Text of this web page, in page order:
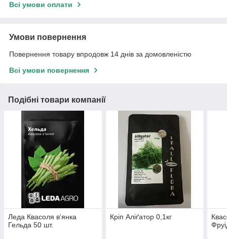
Всі умови оплати
Умови повернення
Повернення товару впродовж 14 днів за домовленістю
Всі умови повернення
Подібні товари компанії
Леда Квасоля в'янка
Гельда 50 шт.
Кріп Аліґатор 0,1кг